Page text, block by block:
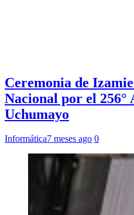
Ceremonia de
Nacional por el 256°
Uchumayo
Informática7 meses ago 0